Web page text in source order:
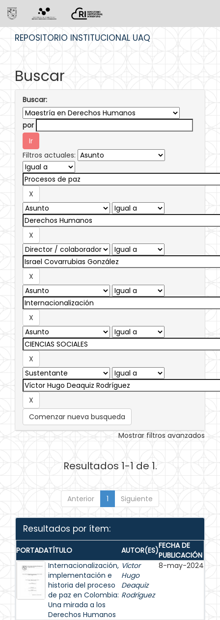
REPOSITORIO INSTITUCIONAL UAQ
Buscar
Buscar:
por
Filtros actuales:
Comenzar nueva busqueda
Mostrar filtros avanzados
Resultados 1-1 de 1.
Anterior 1 Siguiente
Resultados por ítem:
PORTADATÍTULO AUTOR(ES)FECHA DE
PUBLICACIÓN
Internacionalización,
implementación e
historia del proceso
de paz en Colombia:
Una mirada a los
Derechos Humanos
Víctor
Hugo
Deaquiz
Rodríguez
8-may-2024